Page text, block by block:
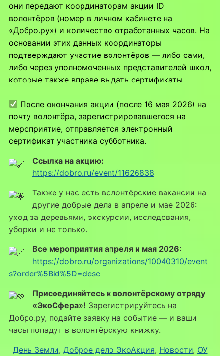
они передают координаторам акции ID
волонтёров (номер в личном кабинете на
«Добро.ру») и количество отработанных часов. На
основании этих данных координаторы
подтверждают участие волонтёров — либо сами,
либо через уполномоченных представителей школ,
которые также вправе выдать сертификаты.
После окончания акции (после 16 мая 2026) на
почту волонтёра, зарегистрировавшегося на
мероприятие, отправляется электронный
сертификат участника субботника.
Ссылка на акцию:
https://dobro.ru/event/11626838
Также у нас есть волонтёрские вакансии на
другие добрые дела в апреле и мае 2026:
уход за деревьями, экскурсии, исследования,
уборки и не только.
Все мероприятия апреля и мая 2026:
https://dobro.ru/organizations/10040310/event
s?order%5Bid%5D=desc
Присоединяйтесь к волонтёрскому отряду
«ЭкоСфера»! Зарегистрируйтесь на
Добро.ру, подайте заявку на событие — и ваши
часы попадут в волонтёрскую книжку.
День Земли, Доброе дело ЭкоАкция, Новости, ОУ